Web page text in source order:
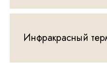
Инфракрасный